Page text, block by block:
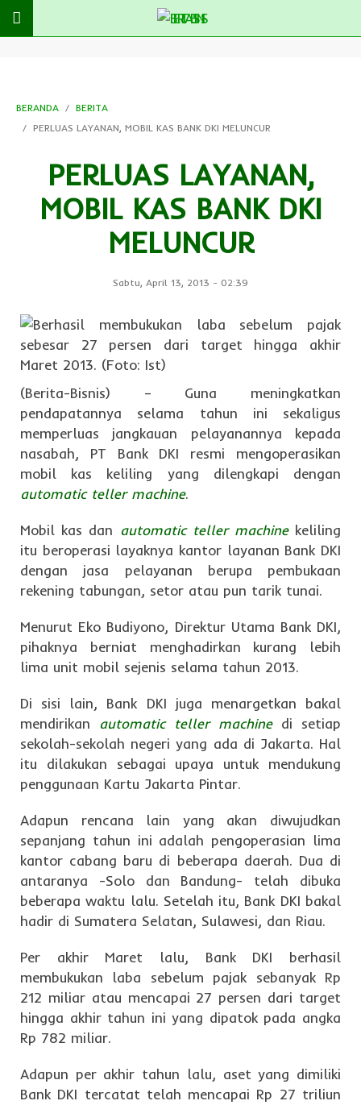
BERANDA
BERITA
PERLUAS LAYANAN, MOBIL KAS BANK DKI MELUNCUR
PERLUAS LAYANAN,
MOBIL KAS BANK DKI
MELUNCUR
Sabtu, April 13, 2013 - 02:39
(Berita-Bisnis) – Guna meningkatkan
pendapatannya selama tahun ini sekaligus
memperluas jangkauan pelayanannya kepada
nasabah, PT Bank DKI resmi mengoperasikan
mobil kas keliling yang dilengkapi dengan
automatic teller machine.
Mobil kas dan automatic teller machinekeliling
itu beroperasi layaknya kantor layanan Bank DKI
dengan jasa pelayanan berupa pembukaan
rekening tabungan, setor atau pun tarik tunai.
Menurut Eko Budiyono, Direktur Utama Bank DKI,
pihaknya berniat menghadirkan kurang lebih
lima unit mobil sejenis selama tahun 2013.
Di sisi lain, Bank DKI juga menargetkan bakal
mendirikan automatic teller machinedi setiap
sekolah-sekolah negeri yang ada di Jakarta. Hal
itu dilakukan sebagai upaya untuk mendukung
penggunaan Kartu Jakarta Pintar.
Adapun rencana lain yang akan diwujudkan
sepanjang tahun ini adalah pengoperasian lima
kantor cabang baru di beberapa daerah. Dua di
antaranya -Solo dan Bandung- telah dibuka
beberapa waktu lalu. Setelah itu, Bank DKI bakal
hadir di Sumatera Selatan, Sulawesi, dan Riau.
Per akhir Maret lalu, Bank DKI berhasil
membukukan laba sebelum pajak sebanyak Rp
212 miliar atau mencapai 27 persen dari target
hingga akhir tahun ini yang dipatok pada angka
Rp 782 miliar.
Adapun per akhir tahun lalu, aset yang dimiliki
Bank DKI tercatat telah mencapai Rp 27 triliun